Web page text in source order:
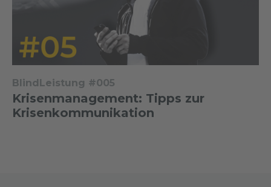
BlindLeistung #005
Krisenmanagement: Tipps zur
Krisenkommunikation